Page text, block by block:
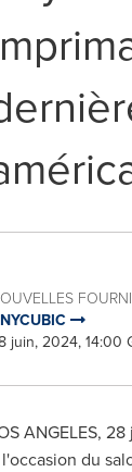
juin, 2024, 14:00
ANGELES, 28
du